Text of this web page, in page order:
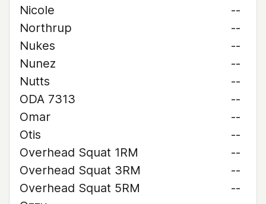
Nicole
--
Northrup
--
Nukes
--
Nunez
--
Nutts
--
ODA 7313
--
Omar
--
Otis
--
Overhead Squat 1RM
--
Overhead Squat 3RM
--
Overhead Squat 5RM
--